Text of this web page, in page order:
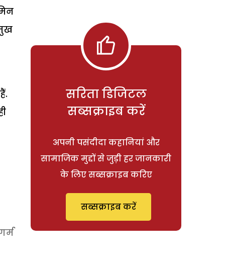
सरिता डिजिटल
सब्सक्राइब करें
अपनी पसंदीदा कहानियां और
सामाजिक मुद्दों से जुड़ी हर जानकारी
के लिए सब्सक्राइब करिए
सब्सक्राइब करें